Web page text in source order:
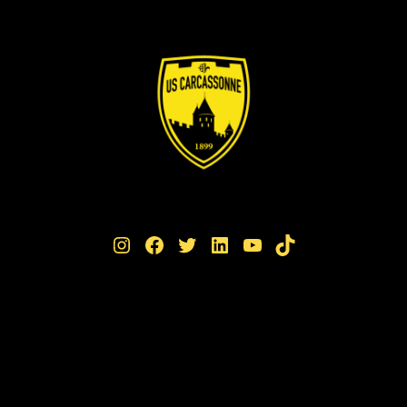
Instagram Facebook Twitter LinkedIn YouTube TikTok